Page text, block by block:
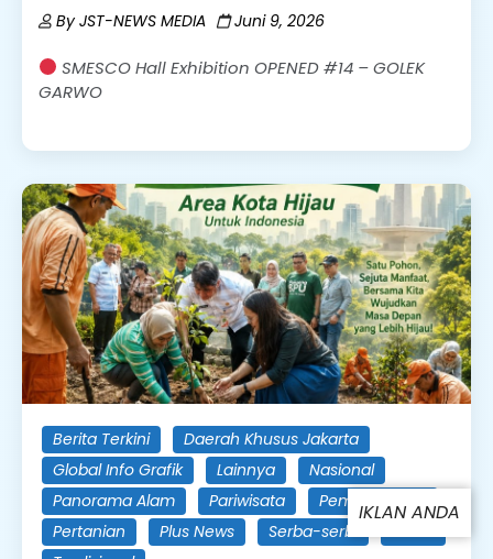
ByJST-NEWS MEDIA Juni 9, 2026
SMESCO Hall Exhibition OPENED #14 – GOLEK
GARWO
Berita Terkini
Daerah Khusus Jakarta
Global Info Grafik
Lainnya
Nasional
Panorama Alam
Pariwisata
Pemerintahan
Pertanian
Plus News Serba-serbi
Sosial